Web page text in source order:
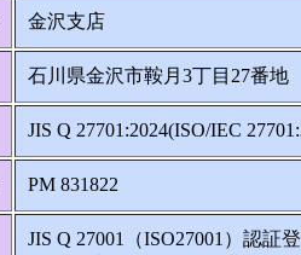
金沢支店
石川県金沢市鞍月3丁目27番地
JIS Q 27701:2024(ISO/IEC
PM 831822
JIS Q 27001（ISO27001）認証